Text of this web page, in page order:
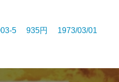
5 935円 1973/03/01